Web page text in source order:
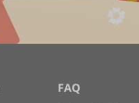
FAQ